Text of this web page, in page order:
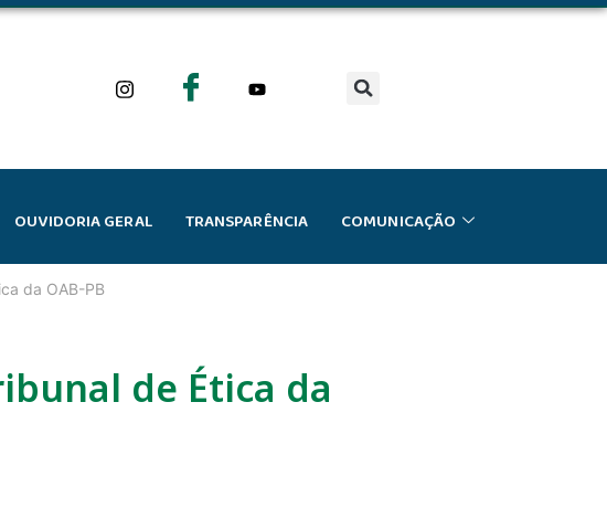
OUVIDORIA GERAL TRANSPARÊNCIA COMUNICAÇÃO
da OAB-PB
de Ética da